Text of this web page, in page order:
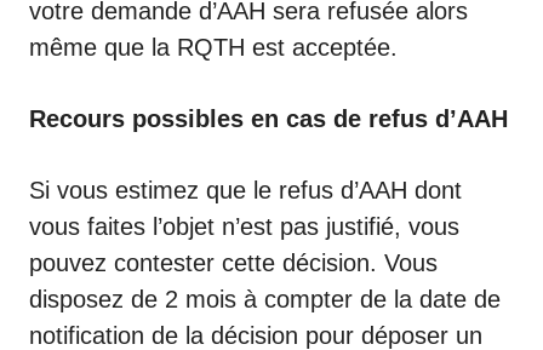
votre demande d’AAH sera refusée alors
même que la RQTH est acceptée.
Recours possibles en cas de refus d’AAH
Si vous estimez que le refus d’AAH dont
vous faites l’objet n’est pas justifié, vous
pouvez contester cette décision. Vous
disposez de 2 mois à compter de la date de
notification de la décision pour déposer un